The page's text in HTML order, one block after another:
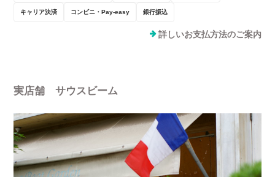
キャリア決済 コンビニ・Pay-easy 銀行振込
詳しいお支払方法のご案内
実店舗 サウスビーム